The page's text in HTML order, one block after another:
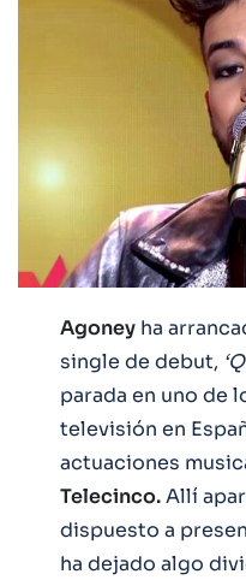
Agoney ha
single de debut,
parada en uno de
televisión en
actuaciones
Telecinco.Allí
dispuesto a
ha dejado algo